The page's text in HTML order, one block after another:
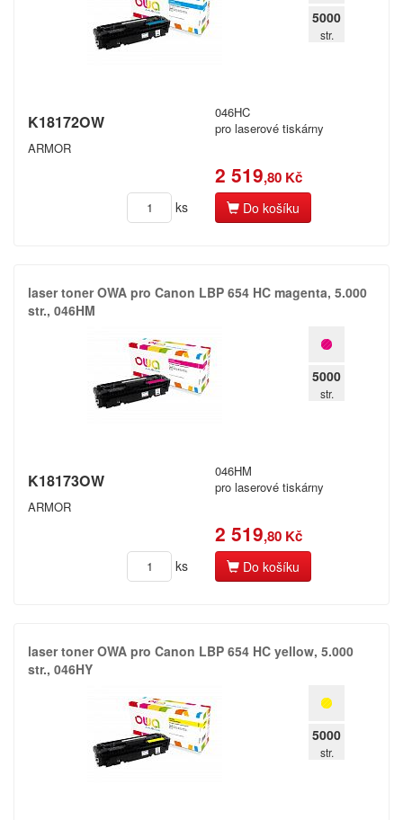
5000
str.
K18172OW
ARMOR
046HC
pro laserové tiskárny
2 519,80 Kč
ks Do košíku
laser toner OWA pro Canon LBP 654 HC magenta,​ 5.​000
str.​,​ 046HM
5000
str.
K18173OW
ARMOR
046HM
pro laserové tiskárny
2 519,80 Kč
ks Do košíku
laser toner OWA pro Canon LBP 654 HC yellow,​ 5.​000
str.​,​ 046HY
5000
str.